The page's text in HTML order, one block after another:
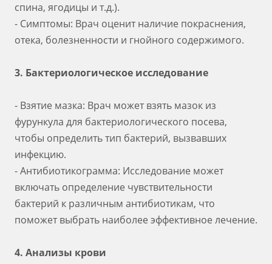
спина, ягодицы и т.д.).
- Симптомы: Врач оценит наличие покраснения,
отека, болезненности и гнойного содержимого.
3. Бактериологическое исследование
- Взятие мазка: Врач может взять мазок из
фурункула для бактериологического посева,
чтобы определить тип бактерий, вызвавших
инфекцию.
- Антибиотикограмма: Исследование может
включать определение чувствительности
бактерий к различным антибиотикам, что
поможет выбрать наиболее эффективное лечение.
4. Анализы крови